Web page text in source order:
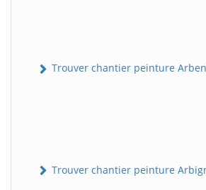
Trouver chantier peinture
Trouver chantier peinture